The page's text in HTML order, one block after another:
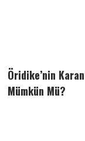
Öridike’nin
Mümkün Mü?